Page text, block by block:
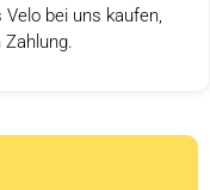
bei uns kaufen,